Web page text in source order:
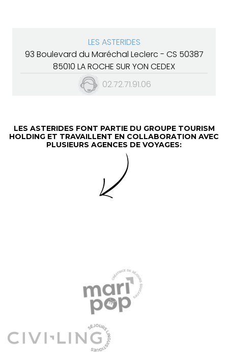
LES ASTERIDES
93 Boulevard du Maréchal Leclerc - CS 50387
85010 LA ROCHE SUR YON CEDEX
02.72.71.91.06
LES ASTERIDES FONT PARTIE DU GROUPE TOURISM
HOLDING ET TRAVAILLENT EN COLLABORATION AVEC
PLUSIEURS AGENCES DE VOYAGES: